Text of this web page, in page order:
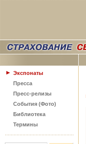
Экспонаты
Пресса
Пресс-релизы
События (Фото)
Библиотека
Термины